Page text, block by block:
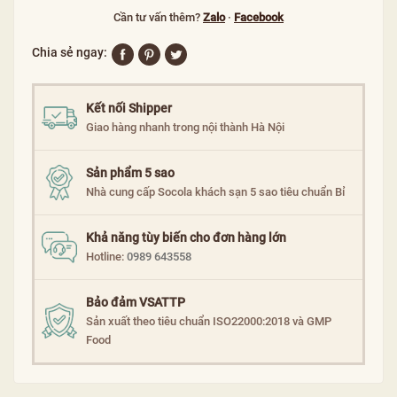
Cần tư vấn thêm? Zalo · Facebook
Chia sẻ ngay:
Kết nối Shipper
Giao hàng nhanh trong nội thành Hà Nội
Sản phẩm 5 sao
Nhà cung cấp Socola khách sạn 5 sao tiêu chuẩn Bỉ
Khả năng tùy biến cho đơn hàng lớn
Hotline: 0989 643558
Bảo đảm VSATTP
Sản xuất theo tiêu chuẩn ISO22000:2018 và GMP
Food